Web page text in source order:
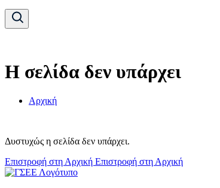
Η σελίδα δεν υπάρχει
Αρχική
Δυστυχώς η σελίδα δεν υπάρχει.
Επιστροφή στη Αρχική Επιστροφή στη Αρχική